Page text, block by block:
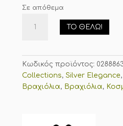
Σε απόθεμα
ανοξείδωτο
ποσότητα
ΤΟ ΘΈΛΩ!
Κωδικός προϊόντος:
Collections, Silver Elegance,
Βραχιόλια, Βραχιόλια,